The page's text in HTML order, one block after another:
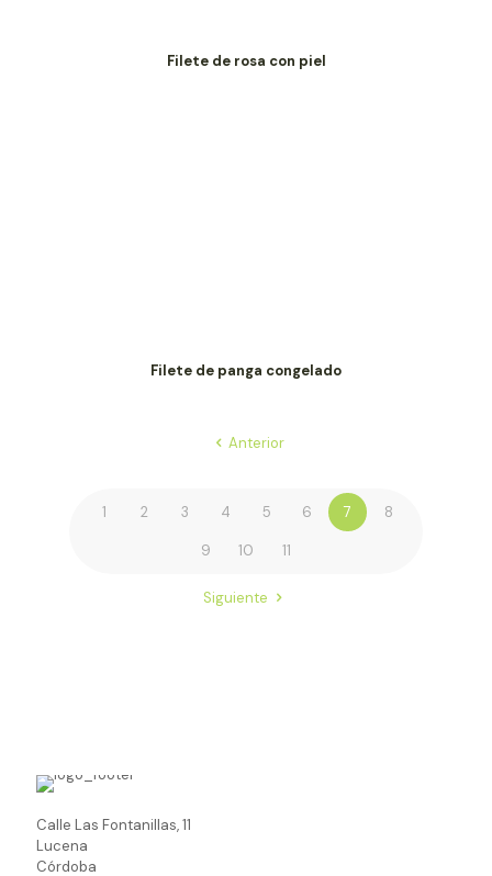
Filete de rosa con piel
Filete de panga congelado
Anterior
1 2 3 4 5 6 7 8
9 10 11
Siguiente
Calle Las Fontanillas, 11
Lucena
Córdoba